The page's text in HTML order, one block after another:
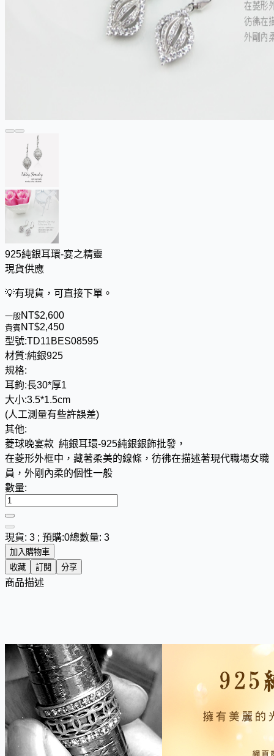
925純銀耳環-宴之精靈
現貨供應
💡有現貨，可直接下單。
一般NT$2,600
貴賓 NT$2,450
型號:TD11BES08595
材質:純銀925
規格:
耳鉤:長30*厚1
大小:3.5*1.5cm
(人工測量有些許誤差)
其他:
菱球晚宴款 純銀耳環-925純銀銀飾批發，
在菱形外框中，藏著柔美的線條，彷彿在描述著現代職場女職
員，外剛內柔的個性一般
數量:
現貨: 3 ; 預購:0總數量: 3
加入購物車
收藏
訂閱 分享
商品描述